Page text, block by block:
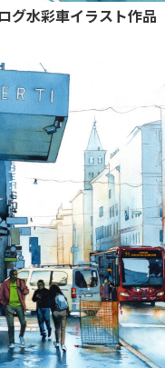
アナログ水彩車イラスト作品